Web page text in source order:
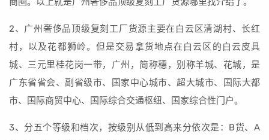
2、广州奢侈品顶级复刻工厂货源主要在白云区清湖村、长红
村，以及花都狮岭。但是交易拿货地点在白云区的白云皮具
城、三元里桂花岗一带，广州，简称穗，别称羊城、花城，是
广东省省会、副省级市、国家中心城市、超大城市、国际大都
市、国际商贸中心、国际综合交通枢纽、国家综合性门户。
3、分五个等级和档次，按级别从低到高来分依次是：B货、A